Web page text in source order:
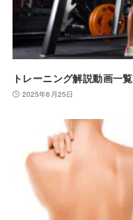
トレーニング解説動画一覧
2025年6月25日